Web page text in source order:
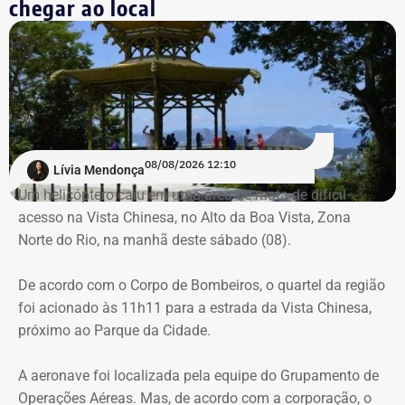
Trecho da argumentação da prefeitura de Búzios sobre a respeito da morte
de uma criança de 2 anos — Foto: Reprodução.
criança de 2 anos — Foto: Reprodução.
O pedido de Búzios à Justiça
Em caráter urgente, antes da apresentação da defesa das
localizados pela equipe do Grupamento de Operações
Aéreas.
Há registro de fogo na região, e militares especializados
em combate a incêndios florestais também foram
mobilizados.
Para dar apoio às buscas do Corpo de Bombeiros, o
ICMBio informou que um pequeno e restrito trecho da
Estrada da Vista Chinesa, em frente ao pagode chinês da
Vista Chinesa, foi interditado. A Vista Chinesa fica dentro
chegar ao local
Lívia Mendonça08/08/2026 12:10
Um helicóptero caiu em uma área de mata de difícil
acesso na Vista Chinesa, no Alto da Boa Vista, Zona
Norte do Rio, na manhã deste sábado (08).
De acordo com o Corpo de Bombeiros, o quartel da região
foi acionado às 11h11 para a estrada da Vista Chinesa,
próximo ao Parque da Cidade.
A aeronave foi localizada pela equipe do Grupamento de
Operações Aéreas. Mas, de acordo com a corporação, o